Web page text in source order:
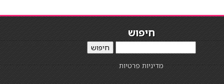
חיפוש
חיפוש
מדיניות פרטיות